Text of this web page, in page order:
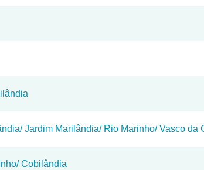
Jardim Marilândia/ Rio Marinho/ Vasco da
Cobilândia